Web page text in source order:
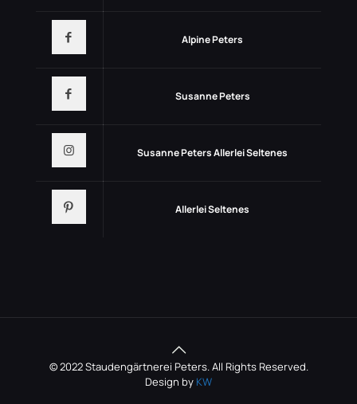
Alpine Peters
Susanne Peters
Susanne Peters Allerlei Seltenes
Allerlei Seltenes
© 2022 Staudengärtnerei Peters. All Rights Reserved.
Design by KW